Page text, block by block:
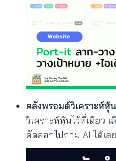
คลังพรอมต์วิเคราะห์หุ้น
วิเคราะห์หุ้นไว้ที่เดียว
คัดลอกไปถาม AI ได้เลย